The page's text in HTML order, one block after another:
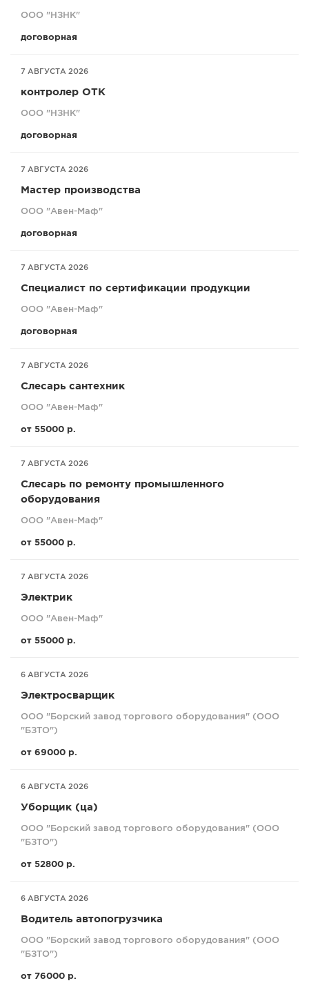
ООО "НЗНК"
договорная
7 АВГУСТА 2026
контролер ОТК
ООО "НЗНК"
договорная
7 АВГУСТА 2026
Мастер производства
ООО "Авен-Маф"
договорная
7 АВГУСТА 2026
Специалист по сертификации продукции
ООО "Авен-Маф"
договорная
7 АВГУСТА 2026
Слесарь сантехник
ООО "Авен-Маф"
от 55000 р.
7 АВГУСТА 2026
Слесарь по ремонту промышленного
оборудования
ООО "Авен-Маф"
от 55000 р.
7 АВГУСТА 2026
Электрик
ООО "Авен-Маф"
от 55000 р.
6 АВГУСТА 2026
Электросварщик
ООО "Борский завод торгового оборудования" (ООО
"БЗТО")
от 69000 р.
6 АВГУСТА 2026
Уборщик (ца)
ООО "Борский завод торгового оборудования" (ООО
"БЗТО")
от 52800 р.
6 АВГУСТА 2026
Водитель автопогрузчика
ООО "Борский завод торгового оборудования" (ООО
"БЗТО")
от 76000 р.